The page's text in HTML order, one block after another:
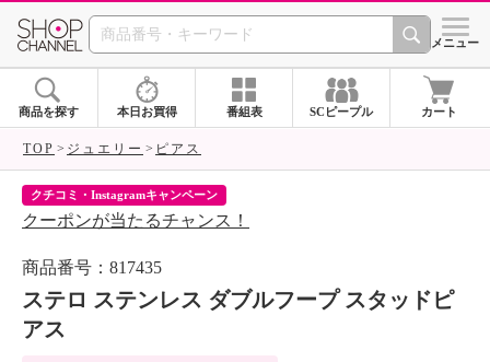
SHOP CHANNEL シメニュー
商品を探す 本日お買得 番組表 SCピープル カート
TOP ジュエリー ピアス
クチコミ・Instagramキャンペーン
クーポンが当たるチャンス！
商品番号：817435
ステロ ステンレス ダブルフープ スタッドピ
アス